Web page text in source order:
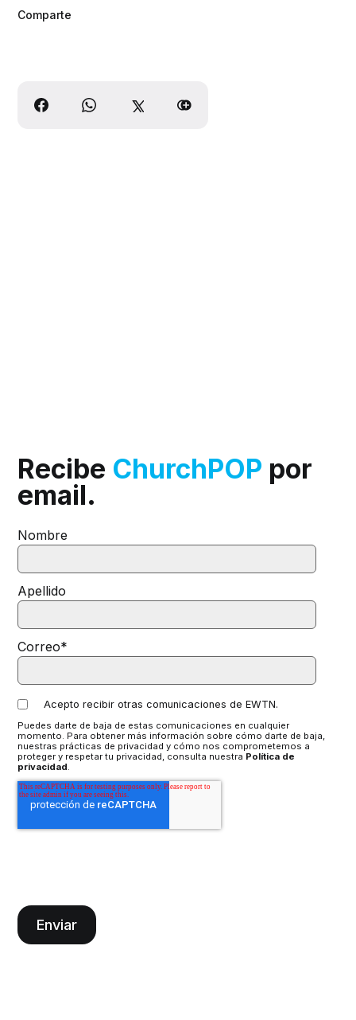
Comparte
Recibe ChurchPOP por
email.
Nombre
Apellido
Correo*
Acepto recibir otras comunicaciones de EWTN.
Puedes darte de baja de estas comunicaciones en cualquier
momento. Para obtener más información sobre cómo darte de baja,
nuestras prácticas de privacidad y cómo nos comprometemos a
proteger y respetar tu privacidad, consulta nuestra Política de
privacidad.